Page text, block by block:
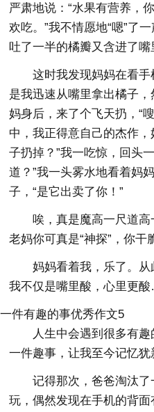
严肃地说：“水果有营养，
欢吃。”我不情愿地“嗯”了
吐了一半的橘瓣又含进了嘴
这时我发现妈妈在看
是我迅速从嘴里拿出橘子
妈身后，来了个飞天扔，“
中，我正得意自己的杰作
子扔掉？”我一吃惊，回头
道？”我一头雾水地看着妈
子，“是它出卖了你！”
唉，真是魔高一尺道高
老妈你可真是“神探”，你干
妈妈看着我，乐了。
我不仅是嘴里酸，心里更
一件有趣的事优秀作文5
人生中会遇到很多有
一件趣事，让我至今记忆犹
记得那次，爸爸淘汰
玩，偶然发现在手机的背